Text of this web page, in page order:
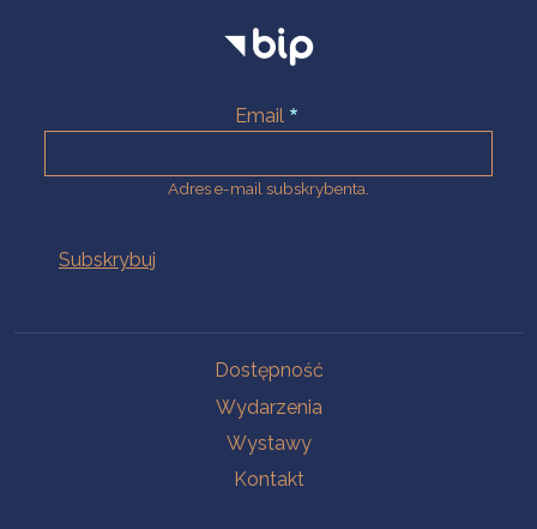
Email
Adres e-mail subskrybenta.
Dostępność
Wydarzenia
Wystawy
Kontakt